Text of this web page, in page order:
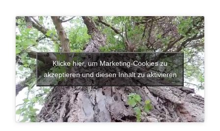
Klicke hier, um Marketing-Cookies zu
akzeptieren und diesen Inhalt zu aktivieren